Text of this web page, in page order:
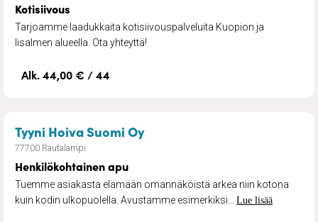
Kotisiivous
Tarjoamme laadukkaita kotisiivouspalveluita Kuopion ja
Iisalmen alueella. Ota yhteyttä!
Alk. 44,00 € / 44
Tyyni Hoiva Suomi Oy– Henkilökohtainen apu
77700 Rautalampi
Henkilökohtainen apu
Tuemme asiakasta elämään omannäköistä arkea niin kotona
kuin kodin ulkopuolella. Avustamme esimerkiksi... Lue lisää